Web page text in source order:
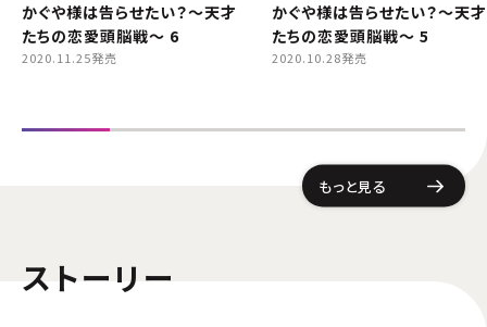
かぐや様は告らせたい？～天才
たちの恋愛頭脳戦～ 6
2020.11.25発売
かぐや様は告らせたい？～天才
たちの恋愛頭脳戦～ 5
2020.10.28発売
もっと見る
ストーリー